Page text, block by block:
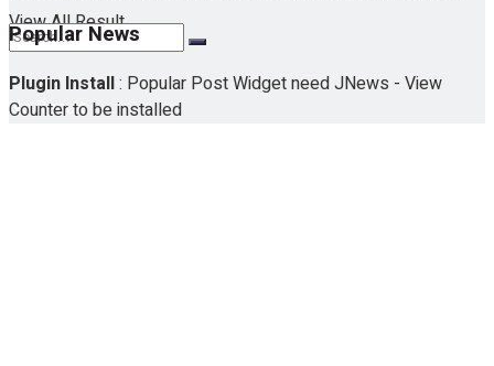
View All Result
No Result
Popular News
Plugin Install: Popular Post Widget need JNews - View
Counter to be installed